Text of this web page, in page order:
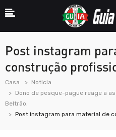
Post instagram
construção
Casa
Noticia
Dono de pesque-pague reage a
Beltrão.
Post instagram para material de